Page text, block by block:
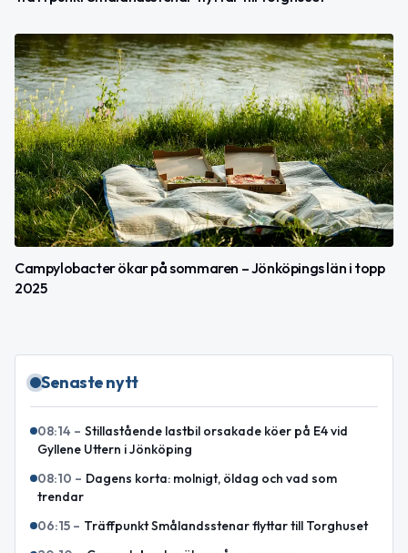
Campylobacter ökar på sommaren – Jönköpings län i topp
2025
Senaste nytt
08:14 – Stillastående lastbil orsakade köer på E4 vid
Gyllene Uttern i Jönköping
08:10 – Dagens korta: molnigt, öldag och vad som
trendar
06:15 – Träffpunkt Smålandsstenar flyttar till Torghuset